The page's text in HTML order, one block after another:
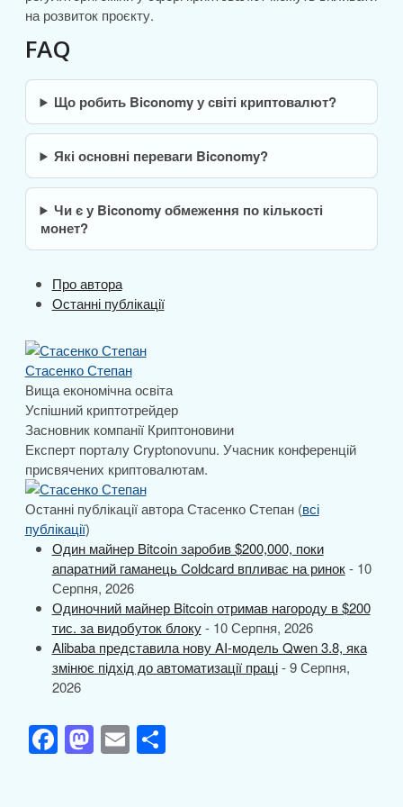
на розвиток проєкту.
FAQ
Що робить Biconomy у світі криптовалют?
Які основні переваги Biconomy?
Чи є у Biconomy обмеження по кількості
монет?
Про автора
Останні публікації
Стасенко Степан
Вища економічна освіта
Успішний криптотрейдер
Засновник компанії Криптоновини
Експерт порталу Cryptonovunu. Учасник конференцій
присвячених криптовалютам.
Останні публікації автора Стасенко Степан (всі
публікації)
Один майнер Bitcoin заробив $200,000, поки
апаратний гаманець Coldcard впливає на ринок- 10
Серпня, 2026
Одиночний майнер Bitcoin отримав нагороду в $200
тис. за видобуток блоку- 10 Серпня, 2026
Alibaba представила нову AI-модель Qwen 3.8, яка
змінює підхід до автоматизації праці- 9 Серпня,
2026
F
a
M
a
E
m
П